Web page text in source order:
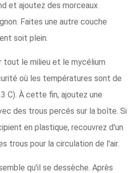
et ajoutez des morceaux
Faites une autre couche
soit plein.
tout le milieu et le mycélium
où les températures sont de
C). À cette fin, ajoutez une
des trous percés sur la boîte. Si
en plastique, recouvrez d'un
trous pour la circulation de l'air.
qu'il se dessèche. Après